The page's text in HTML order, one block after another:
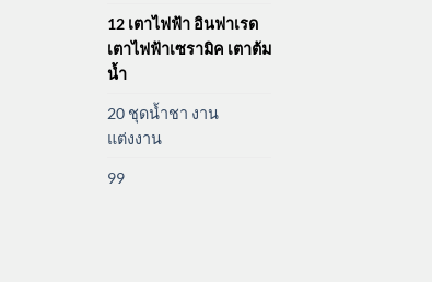
12 เตาไฟฟ้า อินฟาเรด
เตาไฟฟ้าเซรามิค เตาต้ม
น้ำ
20 ชุดน้ำชา งาน
แต่งงาน
99